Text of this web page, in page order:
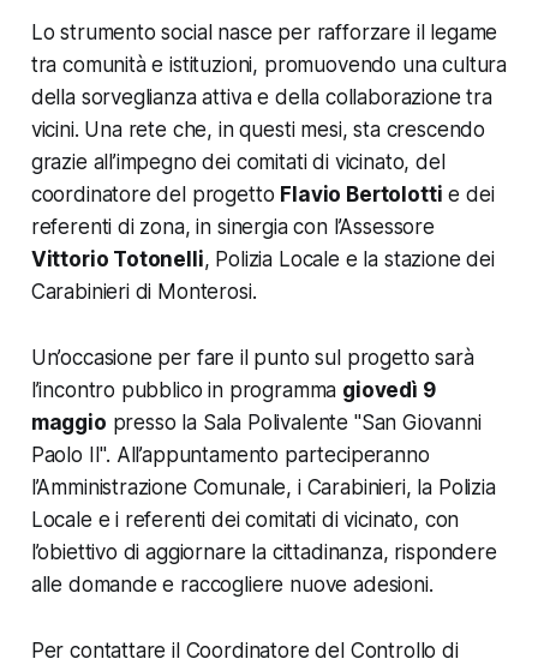
Lo strumento social nasce per rafforzare il legame
tra comunità e istituzioni, promuovendo una cultura
della sorveglianza attiva e della collaborazione tra
vicini. Una rete che, in questi mesi, sta crescendo
grazie all’impegno dei comitati di vicinato, del
coordinatore del progetto Flavio Bertolotti e dei
referenti di zona, in sinergia con l’Assessore
Vittorio Totonelli, Polizia Locale e la stazione dei
Carabinieri di Monterosi.
Un’occasione per fare il punto sul progetto sarà
l’incontro pubblico in programma giovedì 9
maggio presso la Sala Polivalente "San Giovanni
Paolo II". All’appuntamento parteciperanno
l’Amministrazione Comunale, i Carabinieri, la Polizia
Locale e i referenti dei comitati di vicinato, con
l’obiettivo di aggiornare la cittadinanza, rispondere
alle domande e raccogliere nuove adesioni.
Per contattare il Coordinatore del Controllo di